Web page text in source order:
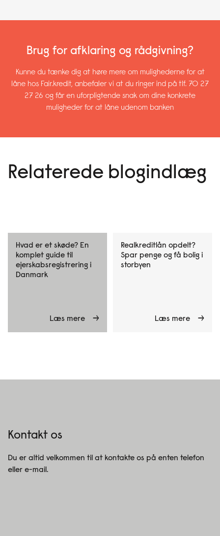
Brug for afklaring og rådgivning?
Kunne du tænke dig at høre mere om mulighederne for at
låne hos Fair.kredit, anbefaler vi at du ringer ind på tlf. 70 27
27 26 og får en uforpligtende snak om dine konkrete
muligheder for at låne udenom banken
Relaterede blogindlæg
Hvad er et skøde? En
komplet guide til
ejerskabsregistrering i
Danmark
Læs mere
Realkreditlån opdelt?
Spar penge og få bolig i
storbyen
Læs mere
Kontakt os
Du er altid velkommen til at kontakte os på enten telefon
eller e-mail.